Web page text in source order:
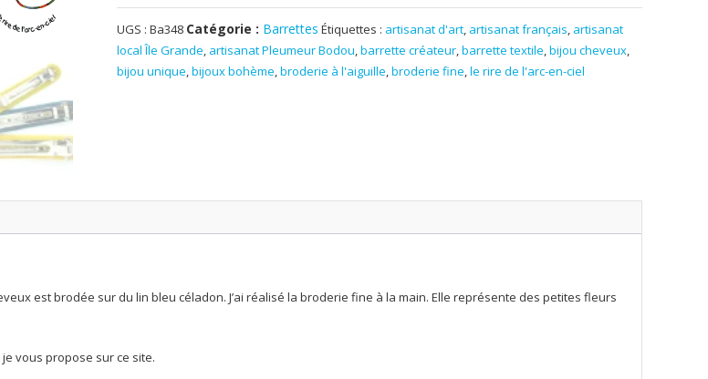
Barrette
à
cheveux,
fleurs
céladon,
UGS : Ba348 Catégorie : Barrettes Étiquettes : artisanat d'art, artisanat français, artisanat
local Île Grande, artisanat Pleumeur Bodou,barrette créateur,barrette textile,bijou cheveux,
bijou unique,bijoux bohème,broderie à l'aiguille,broderie fine,le rire de l'arc-en-ciel
est brodée sur du lin bleu céladon. J’ai réalisé la broderie fine à la main. Elle représente des petites fleurs
vous propose sur ce site.